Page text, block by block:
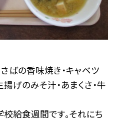
さばの香味焼き・キャベツ
げのみそ汁・あまくさ・牛
給食週間です。それにち